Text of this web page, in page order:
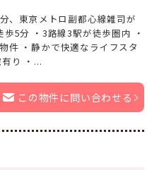
、東京メトロ副都心線雑司が
5分 ・3路線3駅が徒歩圏内 ・
件 ・静かで快適なライフスタ
り ・...
この物件に問い合わせる